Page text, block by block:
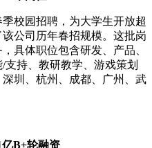
校园招聘，为大学生开放超
公司历年春招规模。这批岗
具体职位包含研发、产品、
持、教研教学、游戏策划
圳、杭州、成都、广州、武
B+轮融资